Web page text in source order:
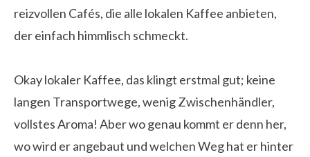
reizvollen Cafés, die alle lokalen Kaffee anbieten,
der einfach himmlisch schmeckt.
Okay lokaler Kaffee, das klingt erstmal gut; keine
langen Transportwege, wenig Zwischenhändler,
vollstes Aroma! Aber wo genau kommt er denn her,
wo wird er angebaut und welchen Weg hat er hinter